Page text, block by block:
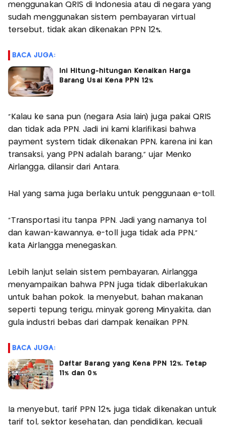
menggunakan QRIS di Indonesia atau di negara yang
sudah menggunakan sistem pembayaran virtual
tersebut, tidak akan dikenakan PPN 12%.
BACA JUGA:
Ini Hitung-hitungan Kenaikan Harga
Barang Usai Kena PPN 12%
"Kalau ke sana pun (negara Asia lain) juga pakai QRIS
dan tidak ada PPN. Jadi ini kami klarifikasi bahwa
payment system tidak dikenakan PPN, karena ini kan
transaksi, yang PPN adalah barang," ujar Menko
Airlangga, dilansir dari Antara.
Hal yang sama juga berlaku untuk penggunaan e-toll.
“Transportasi itu tanpa PPN. Jadi yang namanya tol
dan kawan-kawannya, e-toll juga tidak ada PPN,"
kata Airlangga menegaskan.
Lebih lanjut selain sistem pembayaran, Airlangga
menyampaikan bahwa PPN juga tidak diberlakukan
untuk bahan pokok. Ia menyebut, bahan makanan
seperti tepung terigu, minyak goreng Minyakita, dan
gula industri bebas dari dampak kenaikan PPN.
BACA JUGA:
Daftar Barang yang Kena PPN 12%, Tetap
11% dan 0%
Ia menyebut, tarif PPN 12% juga tidak dikenakan untuk
tarif tol, sektor kesehatan, dan pendidikan, kecuali